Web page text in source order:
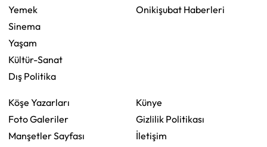
Yemek
Sinema
Yaşam
Kültür-Sanat
Dış Politika
Onikişubat Haberleri
Köşe Yazarları
Foto Galeriler
Manşetler Sayfası
Künye
Gizlilik Politikası
İletişim